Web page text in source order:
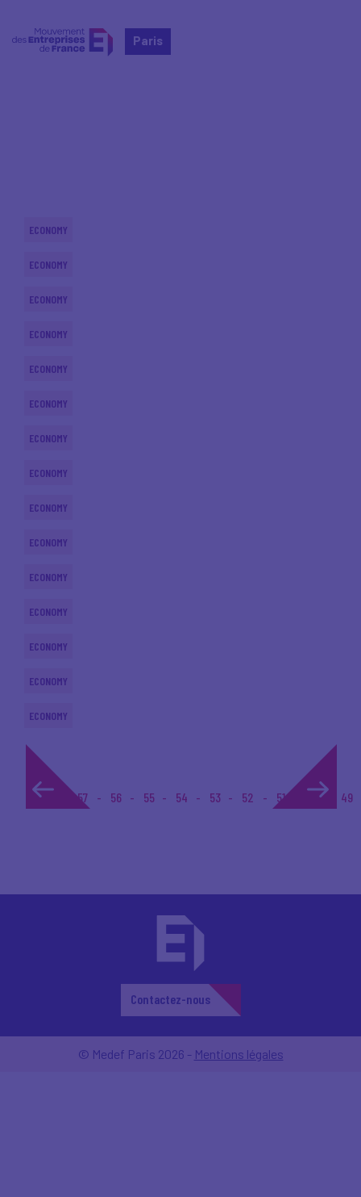
Paris
ECONOMY
ECONOMY
ECONOMY
ECONOMY
ECONOMY
ECONOMY
ECONOMY
ECONOMY
ECONOMY
ECONOMY
ECONOMY
ECONOMY
ECONOMY
ECONOMY
ECONOMY
1... 57 56 55 54 53 52 51 50 49
Contactez-nous
© Medef Paris 2026 - Mentions légales